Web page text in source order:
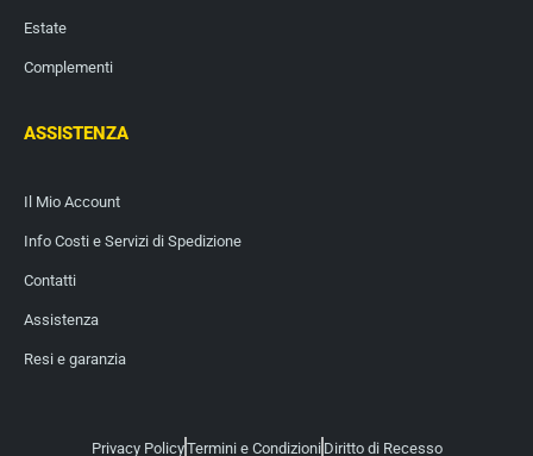
Estate
Complementi
ASSISTENZA
Il Mio Account
Info Costi e Servizi di Spedizione
Contatti
Assistenza
Resi e garanzia
Privacy PolicyTermini e Condizioni Diritto di Recesso